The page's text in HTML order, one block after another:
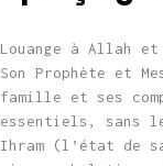
Louange à Allah
Son Prophète et
famille et ses
essentiels, sans
Ihram (l’état de